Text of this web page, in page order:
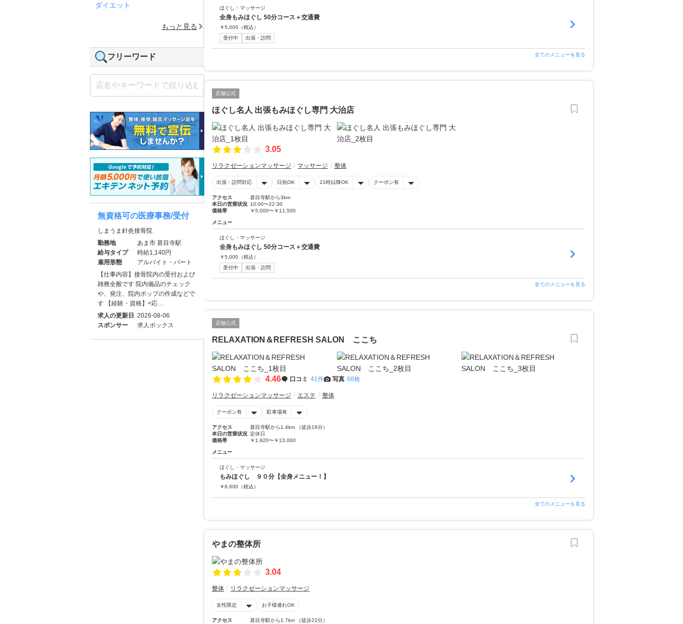
ほぐし・マッサージ
全身もみほぐし 50分コース＋交通費
￥5,000 （税込）
受付中
出張・訪問
全てのメニューを見る
店舗公式
ほぐし名人 出張もみほぐし専門 大治店
3.05
リラクゼーションマッサージ マッサージ 整体
出張・訪問対応 日祝OK 21時以降OK クーポン有
アクセス
甚目寺駅から3km
本日の営業状況 10:00〜22:30
価格帯
￥5,000〜￥11,500
メニュー
ほぐし・マッサージ
全身もみほぐし 50分コース＋交通費
￥5,000 （税込）
受付中
出張・訪問
全てのメニューを見る
店舗公式
RELAXATION＆REFRESH SALON ここち
4.46 口コミ 41件 写真 68枚
リラクゼーションマッサージ エステ 整体
クーポン有 駐車場有
アクセス
甚目寺駅から1.4km （徒歩18分）
本日の営業状況 定休日
価格帯
￥1,920〜￥13,000
メニュー
ほぐし・マッサージ
もみほぐし ９０分【全身メニュー！】
￥6,600 （税込）
全てのメニューを見る
やまの整体所
3.04
整体 リラクゼーションマッサージ
女性限定 お子様連れOK
アクセス 甚目寺駅から1.7km （徒歩22分）
ダイエット
もっと見る
フリーワード
無資格可の医療事務/受付
しまうま針灸接骨院
勤務地
あま市 甚目寺駅
給与タイプ
時給1,140円
雇用形態
アルバイト・パート
【仕事内容】接骨院内の受付および
雑務全般です 院内備品のチェック
や、発注、院内ポップの作成などで
す 【経験・資格】<応…
求人の更新日 2026-08-06
スポンサー
求人ボックス